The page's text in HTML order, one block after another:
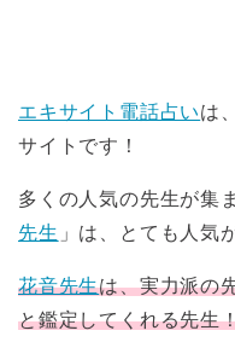
エキサイト電話占いは
サイトです！
多くの人気の先生が集
先生 」は、とても人気
花音先生は、実力派の
と鑑定してくれる先生